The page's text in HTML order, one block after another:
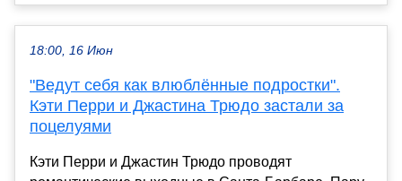
18:00, 16 Июн
"Ведут себя как влюблённые подростки".
Кэти Перри и Джастина Трюдо застали за
поцелуями
Кэти Перри и Джастин Трюдо проводят